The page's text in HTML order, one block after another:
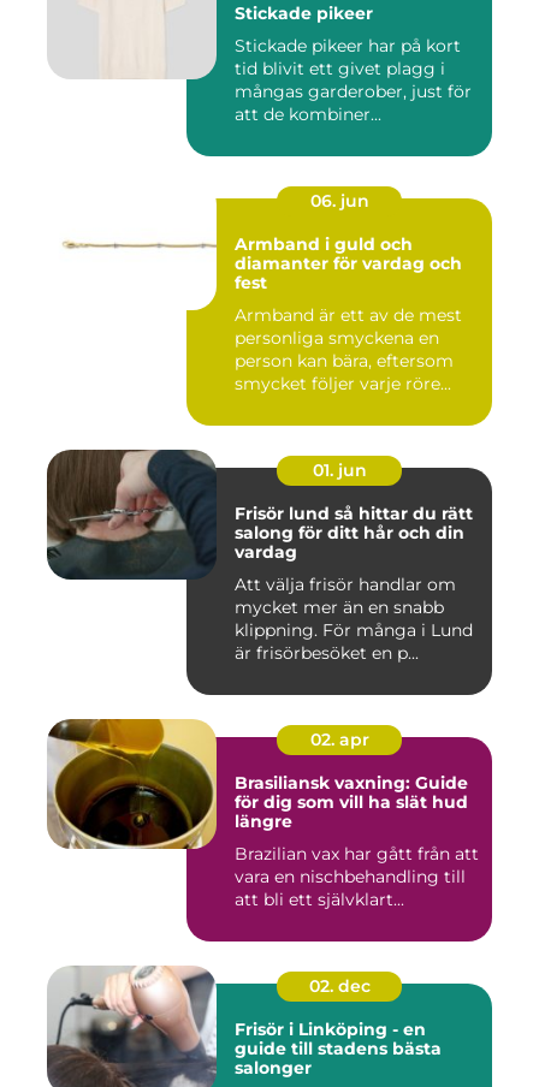
Stickade pikeer
Stickade pikeer har på kort
tid blivit ett givet plagg i
mångas garderober, just för
att de kombiner...
06. jun
Armband i guld och
diamanter för vardag och
fest
Armband är ett av de mest
personliga smyckena en
person kan bära, eftersom
smycket följer varje röre...
01. jun
Frisör lund så hittar du rätt
salong för ditt hår och din
vardag
Att välja frisör handlar om
mycket mer än en snabb
klippning. För många i Lund
är frisörbesöket en p...
02. apr
Brasiliansk vaxning: Guide
för dig som vill ha slät hud
längre
Brazilian vax har gått från att
vara en nischbehandling till
att bli ett självklart...
02. dec
Frisör i Linköping - en
guide till stadens bästa
salonger